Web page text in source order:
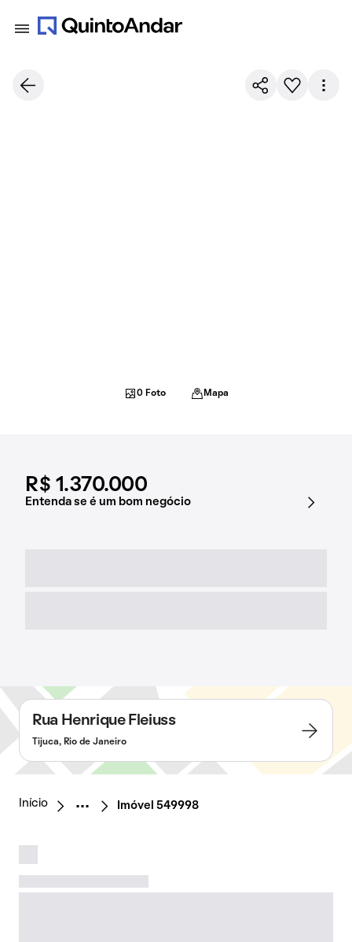
R$ 1.370.000
Entenda se é um bom negócio
0 Foto Mapa
Rua Henrique Fleiuss
Tijuca, Rio de Janeiro
Início Imóvel 549998